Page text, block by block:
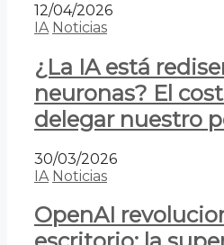
12/04/2026
IA Noticias
¿La IA está
neuronas? El
delegar nuestro
30/03/2026
IA Noticias
OpenAI